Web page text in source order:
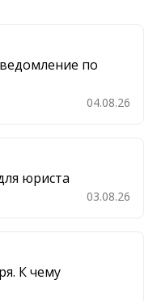
по
04.08.26
юриста
03.08.26
К чему